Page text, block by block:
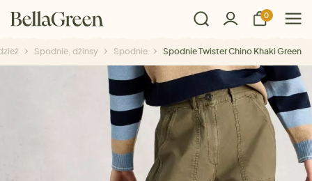
0
Spodnie, dżinsy Spodnie Spodnie Twister Chino Khaki Green